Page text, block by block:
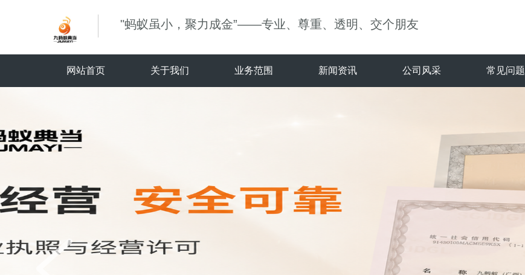
"蚂蚁虽小，聚力成金”——专业、尊重、透明、交个朋友
网站首页 关于我们 业务范围 新闻资讯 公司风采 常见问题